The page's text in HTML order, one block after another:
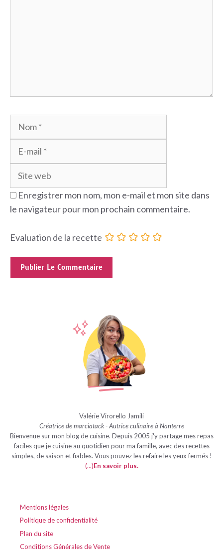
Nom
Enregistrer mon nom, mon e-mail et mon site dans
le navigateur pour mon prochain commentaire.
Evaluation de la recette
Valérie Virorello Jamili
Créatrice de marciatack - Autrice culinaire à Nanterre
Bienvenue sur mon blog de cuisine. Depuis 2005 j'y partage mes repas
faciles que je cuisine au quotidien pour ma famille, avec des recettes
simples, de saison et fiables. Vous pouvez les refaire les yeux fermés !
(...)En savoir plus.
Mentions légales
Politique de confidentialité
Plan du site
Conditions Générales de Vente